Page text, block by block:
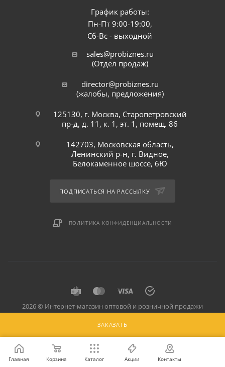
ЗАКАЗАТЬ
График работы:
Пн-Пт 9:00-19:00,
Сб-Вс - выходной
sales@probiznes.ru
(Отдел продаж)
director@probiznes.ru
(жалобы, предложения)
125130, г. Москва, Старопетровский
пр-д, д. 11, к. 1, эт. 1, помещ. 86
142703, Московская область,
Ленинский р-н, г. Видное,
Белокаменное шоссе, 6Ю
ПОДПИСАТЬСЯ НА РАССЫЛКУ
ПОЛИТИКА КОНФИДЕНЦИАЛЬНОСТИ
2026 © Интернет-магазин оптовой и розничной продажи
торговли и общепита: инвентарь, предметы сервировки, посуда
для баров, кафе и ресторанов.
Главная Корзина Каталог Акции Контакты